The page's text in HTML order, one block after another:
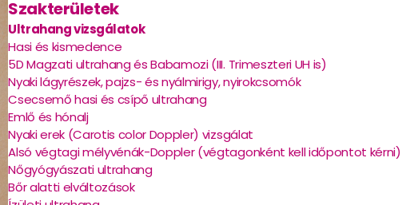
Szakterületek
Ultrahang vizsgálatok
Hasi és kismedence
5D Magzati ultrahang és Babamozi (III. Trimeszteri UH is)
Nyaki lágyrészek, pajzs- és nyálmirigy, nyirokcsomók
Csecsemő hasi és csípő ultrahang
Emlő és hónalj
Nyaki erek (Carotis color Doppler) vizsgálat
Alsó végtagi mélyvénák-Doppler (végtagonként kell időpontot kérni)
Nőgyógyászati ultrahang
Bőr alatti elváltozások